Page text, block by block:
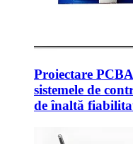
Proiectare
sistemele de
de înaltă